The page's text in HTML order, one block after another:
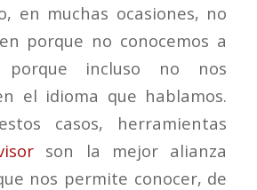
en muchas ocasiones, no
porque no conocemos a
porque incluso no nos
el idioma que hablamos.
casos, herramientas
son la mejor alianza
nos permite conocer, de